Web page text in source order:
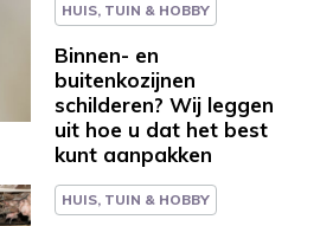
HUIS, TUIN & HOBBY
Binnen- en
buitenkozijnen
schilderen? Wij leggen
uit hoe u dat het best
kunt aanpakken
HUIS, TUIN & HOBBY